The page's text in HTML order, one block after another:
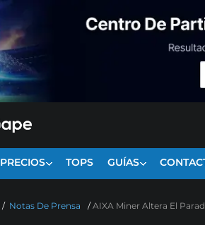
PRECIOS TOPS GUÍAS
/ Notas De Prensa /AIXA Miner Altera El